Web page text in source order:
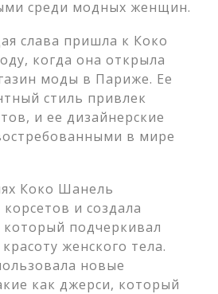
среди модных женщин.
слава пришла к Коко
когда она открыла
моды в Париже. Ее
стиль привлек
и ее дизайнерские
в мире
Коко Шанель
и создала
который подчеркивал
женского тела.
новые
как джерси, который